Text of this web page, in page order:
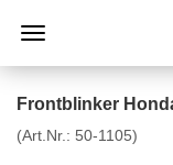
Frontblinker
(Art.Nr.: 50-1105)